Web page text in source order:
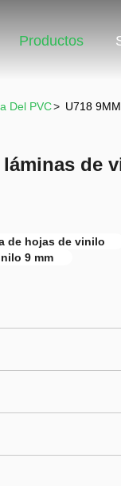
Productos
Del PVC> U718
láminas de
de hojas de vinilo
9 mm